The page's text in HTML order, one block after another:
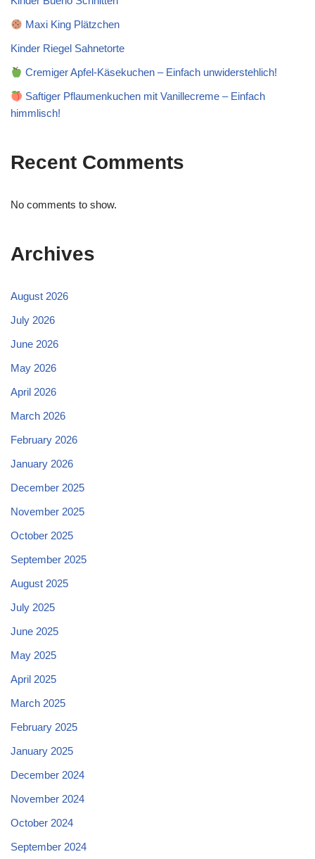
Maxi King Plätzchen
Kinder Riegel Sahnetorte
Cremiger Apfel-Käsekuchen – Einfach unwiderstehlich!
Saftiger Pflaumenkuchen mit Vanillecreme – Einfach
himmlisch!
Recent Comments
No comments to show.
Archives
August 2026
July 2026
June 2026
May 2026
April 2026
March 2026
February 2026
January 2026
December 2025
November 2025
October 2025
September 2025
August 2025
July 2025
June 2025
May 2025
April 2025
March 2025
February 2025
January 2025
December 2024
November 2024
October 2024
September 2024